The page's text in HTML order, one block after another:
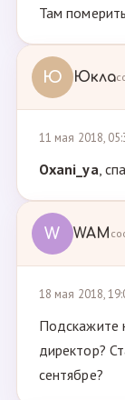
Там
Ю Юкла
11 мая 2018,
Oxani_ya,
W WAM
18 мая 2018,
Подскажите
директор?
сентябре?